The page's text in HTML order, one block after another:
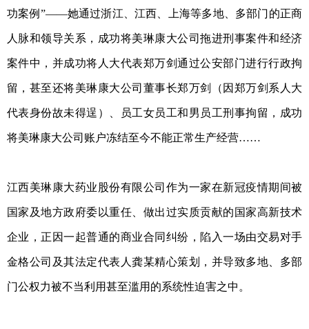
功案例”——她通过浙江、江西、上海等多地、多部门的正商
人脉和领导关系，成功将美琳康大公司拖进刑事案件和经济
案件中，并成功将人大代表郑万剑通过公安部门进行行政拘
留，甚至还将美琳康大公司董事长郑万剑（因郑万剑系人大
代表身份故未得逞）、员工女员工和男员工刑事拘留，成功
将美琳康大公司账户冻结至今不能正常生产经营……
江西美琳康大药业股份有限公司作为一家在新冠疫情期间被
国家及地方政府委以重任、做出过实质贡献的国家高新技术
企业，正因一起普通的商业合同纠纷，陷入一场由交易对手
金格公司及其法定代表人龚某精心策划，并导致多地、多部
门公权力被不当利用甚至滥用的系统性迫害之中。